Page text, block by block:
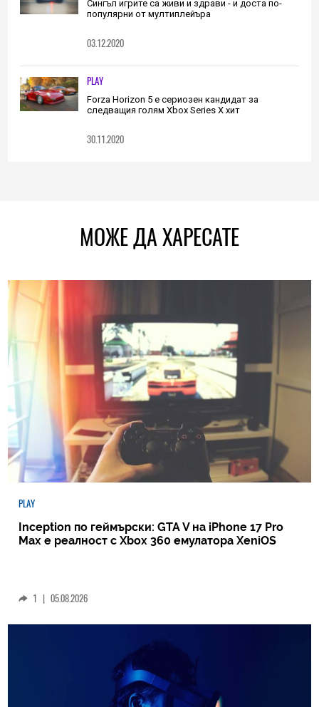
Сингъл игрите са живи и здрави - и доста по-
популярни от мултиплейъра
03.12.2020
PLAY
Forza Horizon 5 е сериозен кандидат за
следващия голям Xbox Series X хит
30.11.2020
МОЖЕ ДА ХАРЕСАТЕ
PLAY
Inception по геймърски: GTA V на iPhone 17 Pro
Max е реалност с Xbox 360 емулатора XeniOS
1 | 05.08.2026